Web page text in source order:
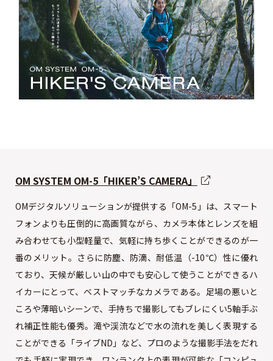
OM SYSTEM OM-5「HIKER’S CAMERA」
OMデジタルソリューションが提供する「OM-5」は、スマート
フォンよりも圧倒的に高画質ながら、カメラ本体とレンズを組
み合わせても小型軽量で、気軽に持ち歩くことができるのが一
番のメリット。さらに防塵、防滴、耐低温（-10℃）性に優れ
ており、天候が厳しい山の中でも安心して使うことができるハ
イカーにとって、ベストマッチなカメラである。足場の悪いと
ころや薄暗いシーンで、手持ちで撮影してもブレにくい5軸手ぶ
れ補正性能も優秀。滝や渓流などで水の流れを美しく表現する
ことができる「ライブND」など、プロのような撮影手法をだれ